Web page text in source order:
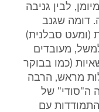
לבין גניבה
דומה שגנב
(ומעט סבלנית)
מעובדים
(כמו בבוקר
מראש, הרבה
ה"סודי" של
עם